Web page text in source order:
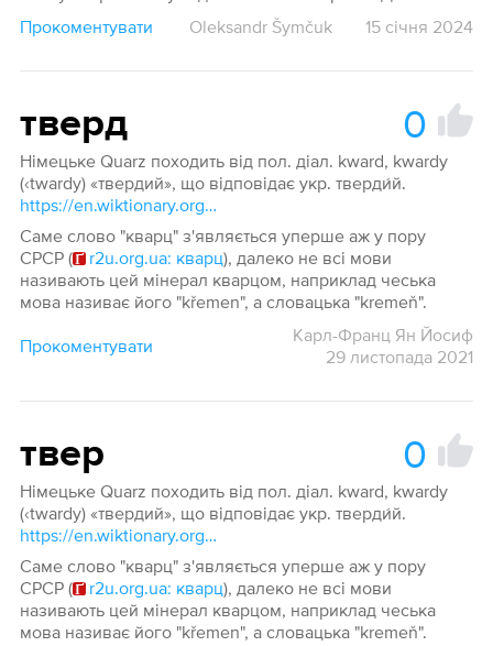
Прокоментувати
Oleksandr Šymčuk 15 січня 2024
тверд 0
Німецьке Quarz походить від пол. діал. kward, kwardy
(‹twardy) «твердий», що відповідає укр. тверди́й.
https://en.wiktionary.org/wiki/Quarz
Саме слово "кварц" з'являється уперше аж у пору
СРСР (
r2u.org.ua: кварц), далеко не всі мови
називають цей мінерал кварцом, наприклад чеська
мова називає його "křemen", а словацька "kremeň".
Прокоментувати
Карл-Франц Ян Йосиф
29 листопада 2021
твер 0
Німецьке Quarz походить від пол. діал. kward, kwardy
(‹twardy) «твердий», що відповідає укр. тверди́й.
https://en.wiktionary.org/wiki/Quarz
Саме слово "кварц" з'являється уперше аж у пору
СРСР (
r2u.org.ua: кварц), далеко не всі мови
називають цей мінерал кварцом, наприклад чеська
мова називає його "křemen", а словацька "kremeň".